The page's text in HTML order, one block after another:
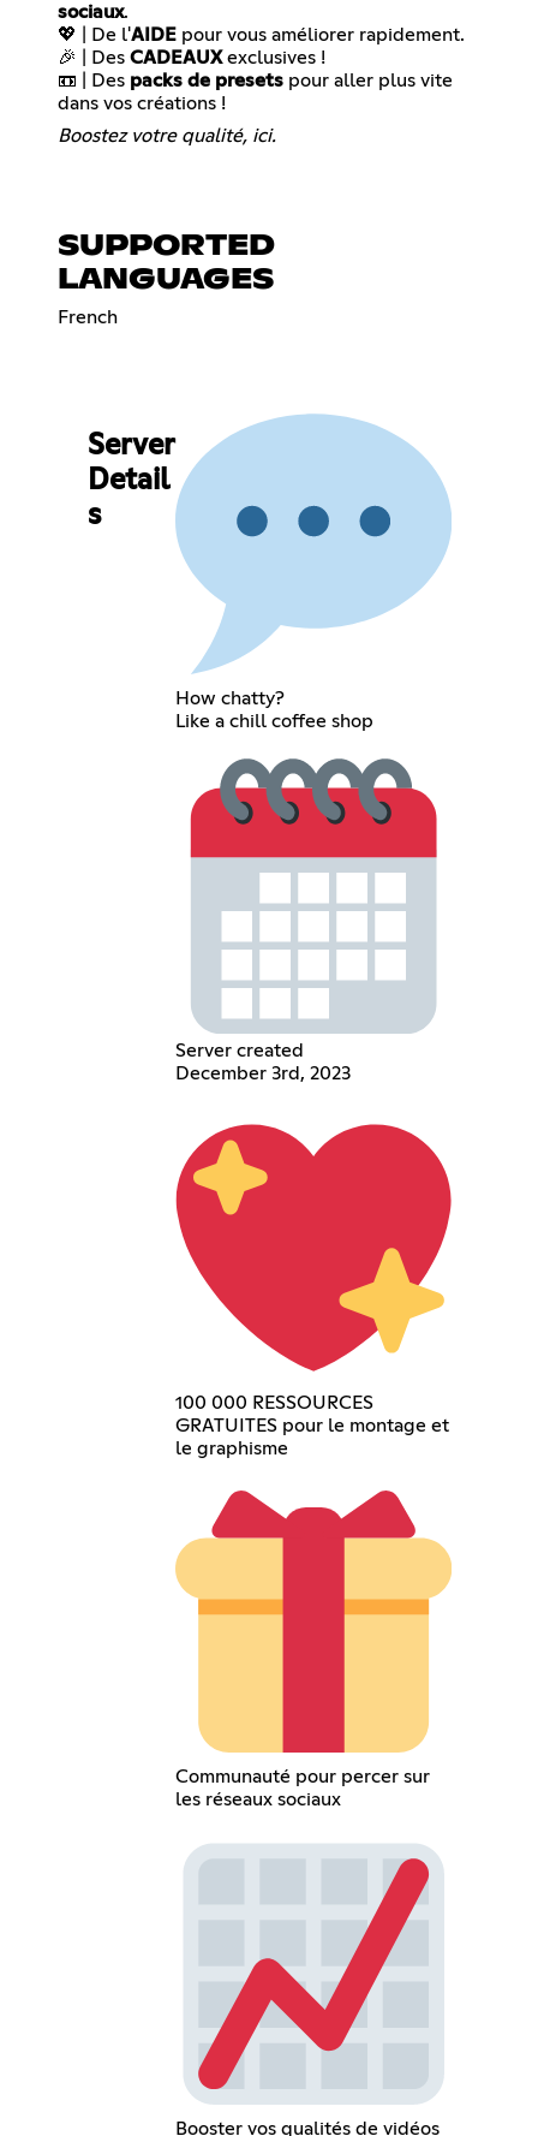
sociaux.
💖 | De l'AIDE pour vous améliorer rapidement.
🎉 | Des CADEAUXexclusives !
📼 | Des packs de presets pour aller plus vite
dans vos créations !
Boostez votre qualité, ici.
SUPPORTED
LANGUAGES
French
Server
Detail
s
How chatty?
Like a chill coffee shop
Server created
December 3rd, 2023
100 000 RESSOURCES
GRATUITES pour le montage et
le graphisme
Communauté pour percer sur
les réseaux sociaux
Booster vos qualités de vidéos